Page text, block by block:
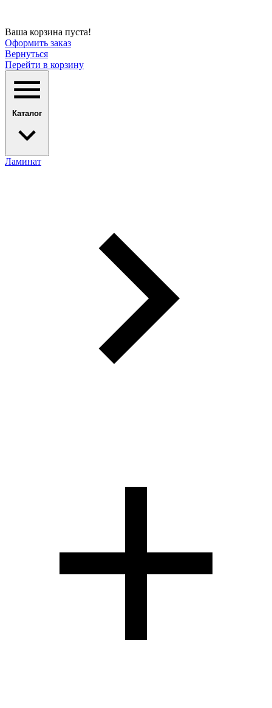
Ваша корзина пуста!
Оформить заказ
Вернуться
Перейти в корзину
Каталог
Ламинат